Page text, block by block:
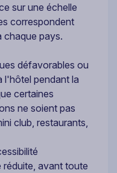
sur une échelle
correspondent
chaque pays.
défavorables ou
l'hôtel pendant la
certaines
ne soient pas
club, restaurants,
réduite, avant toute